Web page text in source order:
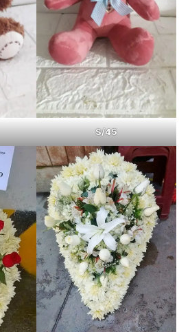
S/45